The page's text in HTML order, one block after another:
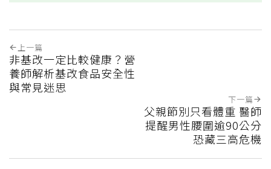
上一篇
非基改一定比較健康？營
養師解析基改食品安全性
與常見迷思
下一篇
父親節別只看體重 醫師
提醒男性腰圍逾90公分
恐藏三高危機